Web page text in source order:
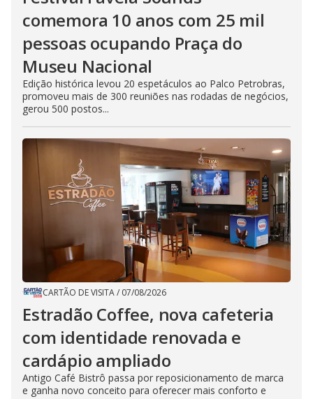
comemora 10 anos com 25 mil
pessoas ocupando Praça do
Museu Nacional
Edição histórica levou 20 espetáculos ao Palco Petrobras,
promoveu mais de 300 reuniões nas rodadas de negócios,
gerou 500 postos...
CARTÃO DE VISITA/ 07/08/2026
Estradão Coffee, nova cafeteria
com identidade renovada e
cardápio ampliado
Antigo Café Bistrô passa por reposicionamento de marca
e ganha novo conceito para oferecer mais conforto e